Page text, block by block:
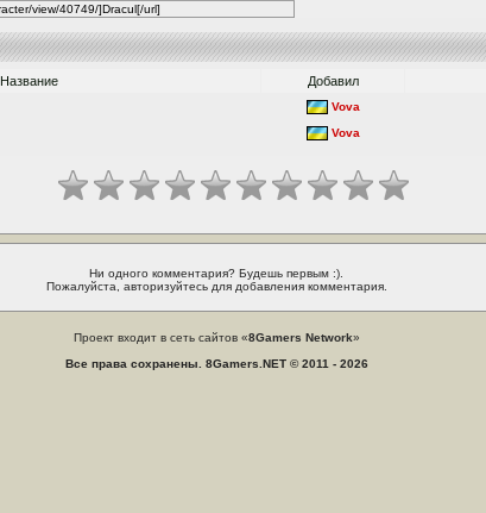
Название Добавил
Vova
Vova
Ни одного комментария? Будешь первым :).
Пожалуйста, авторизуйтесь для добавления комментария.
Проект входит в сеть сайтов «8Gamers Network»
Все права сохранены. 8Gamers.NET © 2011 - 2026